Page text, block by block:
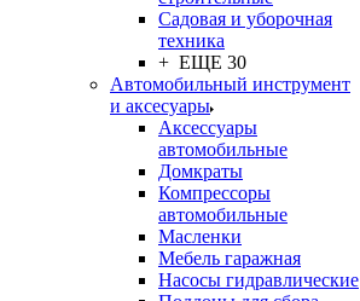
Садовая и уборочная
техника
+ ЕЩЕ 30
Автомобильный инструмент
и аксесуары
Аксессуары
автомобильные
Домкраты
Компрессоры
автомобильные
Масленки
Мебель гаражная
Насосы гидравлические